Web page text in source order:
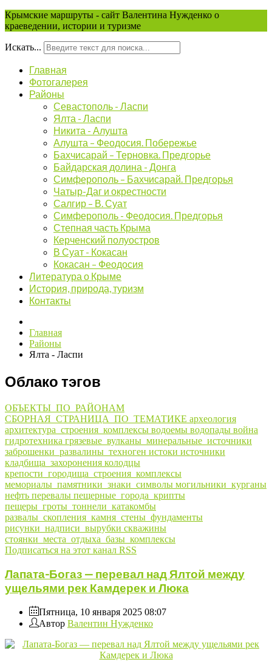
Крымские маршруты - сайт Валентина Нужденко о
краеведении, истории и туризме
Искать...
Главная
Фотогалерея
Районы
Севастополь - Ласпи
Ялта - Ласпи
Никита - Алушта
Алушта – Феодосия. Побережье
Бахчисарай – Терновка. Предгорье
Байдарская долина - Донга
Симферополь – Бахчисарай. Предгорья
Чатыр-Даг и окрестности
Салгир – В. Суат
Симферополь - Феодосия. Предгорья
Степная часть Крыма
Керченский полуостров
В Суат - Кокасан
Кокасан – Феодосия
Литература о Крыме
История, природа, туризм
Контакты
Главная
Районы
Ялта - Ласпи
Облако тэгов
ОБЪЕКТЫ_ПО_РАЙОНАМ
СБОРНАЯ_СТРАНИЦА_ПО_ТЕМАТИКЕ археология
архитектура_строения_комплексы водоемы водопады война
гидротехника грязевые_вулканы_минеральные_источники
заброшенки_развалины_техноген истоки источники
кладбища_захоронения колодцы
крепости_городища_строения_комплексы
мемориалы_памятники_знаки_символы могильники_курганы
нефть перевалы пещерные_города_крипты
пещеры_гроты_тоннели_катакомбы
развалы_скопления_камня_стены_фундаменты
рисунки_надписи_вырубки скважины
стоянки_места_отдыха_базы_комплексы
Подписаться на этот канал RSS
Лапата-Богаз — перевал над Ялтой между
ущельями рек Камдерек и Люка
Пятница, 10 января 2025 08:07
Автор Валентин Нужденко